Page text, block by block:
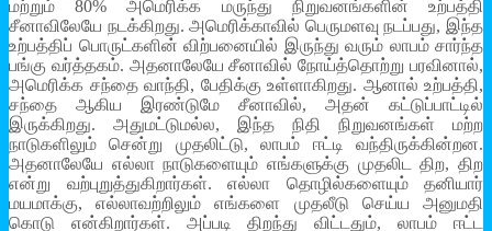
மற்றும் 80% அமெரிக்க மருந்து நிறுவனங்களின் உற்பத்தி
சீனாவிலேயே நடக்கிறது. அமெரிக்காவில் பெருமளவு நடப்பது, இந்த
உற்பத்திப் பொருட்களின் விற்பனையில் இருந்து வரும் லாபம் சார்ந்த
பங்கு வர்த்தகம். அதனாலேயே சீனாவில் நோய்த்தொற்று பரவினால்,
அமெரிக்க சந்தை வாந்தி, பேதிக்கு உள்ளாகிறது. ஆனால் உற்பத்தி,
சந்தை ஆகிய இரண்டுமே சீனாவில், அதன் கட்டுப்பாட்டில்
இருக்கிறது. அதுமட்டுமல்ல, இந்த நிதி நிறுவனங்கள் மற்ற
நாடுகளிலும் சென்று முதலிட்டு, லாபம் ஈட்டி வந்திருக்கின்றன.
அதனாலேயே எல்லா நாடுகளையும் எங்களுக்கு முதலிட திற, திற
என்று வற்புறுத்துகிறார்கள். எல்லா தொழில்களையும் தனியார்
மயமாக்கு, எல்லாவற்றிலும் எங்களை முதலீடு செய்ய அனுமதி
கொடு என்கிறார்கள். அப்படி திறந்து விட்டதும், லாபம் ஈட்ட